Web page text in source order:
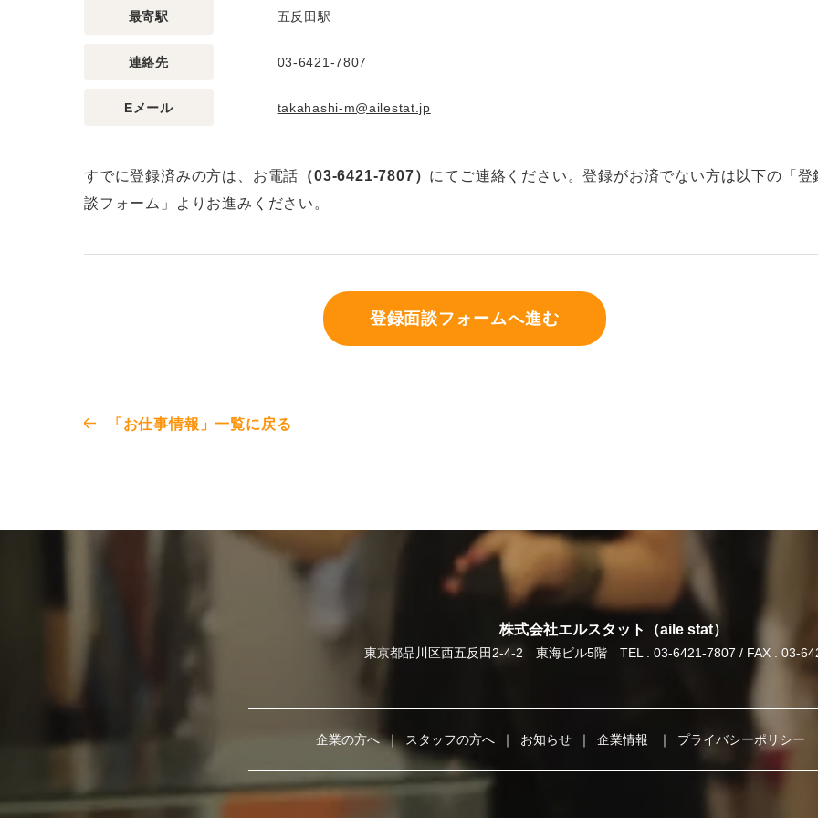
最寄駅 五反田駅
連絡先 03-6421-7807
Eメール takahashi-m@ailestat.jp
すでに登録済みの方は、お電話 （03-6421-7807） にてご連絡ください。登録がお済でない方は以下の「登
談フォーム」よりお進みください。
登録面談フォームへ進む
「お仕事情報」一覧に戻る
株式会社エルスタット（aile stat）
東京都品川区西五反田2-4-2 東海ビル5階 TEL . 03-6421-7807 / FAX . 03-
企業の方へ スタッフの方へ お知らせ 企業情報 プライバシーポリシー